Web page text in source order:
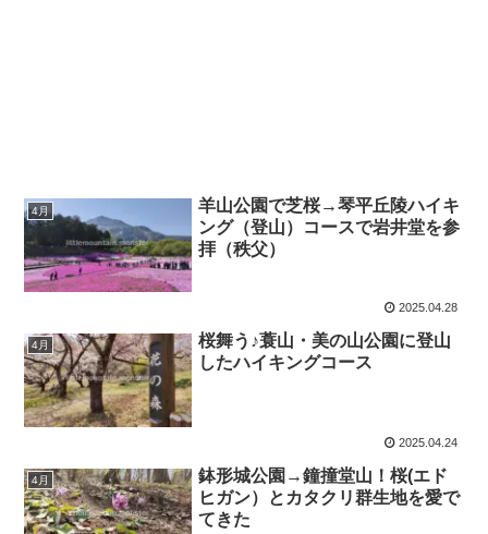
4月
羊山公園で芝桜→琴平丘陵ハイキ
ング（登山）コースで岩井堂を参
拝（秩父）
2025.04.28
4月
桜舞う♪蓑山・美の山公園に登山
したハイキングコース
2025.04.24
4月
鉢形城公園→鐘撞堂山！桜(エド
ヒガン）とカタクリ群生地を愛で
てきた